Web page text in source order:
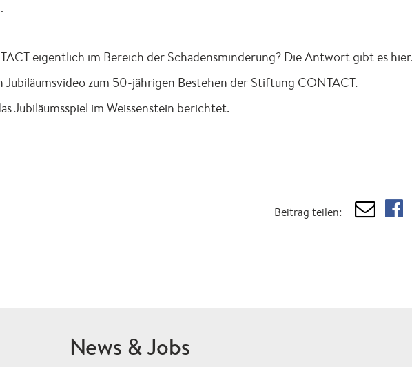
eigentlich im Bereich der Schadensminderung? Die Antwort gibt es
zum 50-jährigen Bestehen der Stiftung CONTACT.
Jubiläumsspiel im Weissenstein berichtet.
Beitrag teilen:
News & Jobs